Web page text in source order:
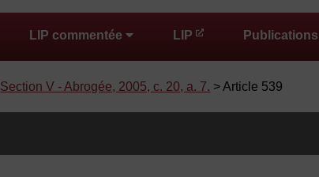
LIP commentée LIP Publications
Section V - Abrogée, 2005, c. 20, a. 7. > Article 539